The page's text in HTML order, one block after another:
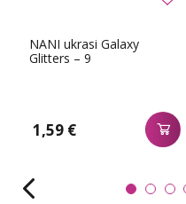
NANI ukrasi Galaxy
Glitters – 9
1,59 €